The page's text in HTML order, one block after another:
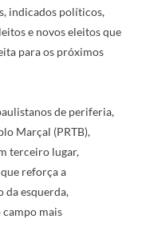
indicados políticos,
e novos eleitos que
para os próximos
de periferia,
Marçal (PRTB),
terceiro lugar,
reforça a
da esquerda,
mais